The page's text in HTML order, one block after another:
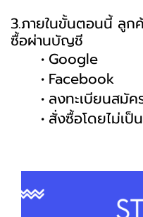
3.ภายในขั้นตอนนี้ ลูก
ซื้อผ่านบัญชี
Google
Facebook
ลงทะเบียนสมัค
สั่งซื้อโดยไม่เป็